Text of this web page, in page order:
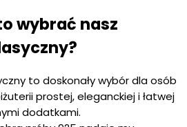
wybrać nasz
to doskonały wybór dla osób
prostej, eleganckiej i łatwej
dodatkami.